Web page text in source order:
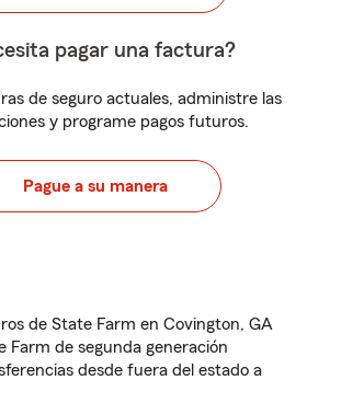
pagar una factura?
de seguro actuales, administre las
y programe pagos futuros.
Pague a su manera
de State Farm en Covington, GA
Farm de segunda generación
desde fuera del estado a